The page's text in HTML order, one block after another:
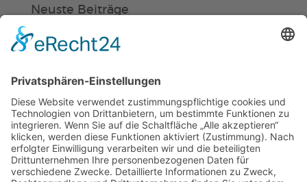
Neuste Beiträge
Verein
ab 13 Uhr geschlossen
„Am Ende bekommt jeder ein
Schwimmabzeichen“